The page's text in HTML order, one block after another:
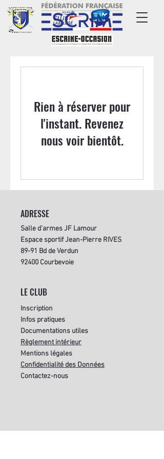
Rien à réserver pour
l'instant. Revenez
nous voir bientôt.
ADRESSE
Salle d'armes JF Lamour
Espace sportif Jean-Pierre RIVES
89-91 Bd de Verdun
92400 Courbevoie
LE CLUB
Inscription
Infos pratiques
Documentations utiles
Règlement intérieur
Mentions légales
Confidentialité des Données
Contactez-nous